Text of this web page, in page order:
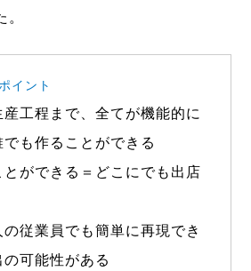
イント
工程まで、全てが機能的に
も作ることができる
ができる＝どこにでも出店
従業員でも簡単に再現でき
可能性がある